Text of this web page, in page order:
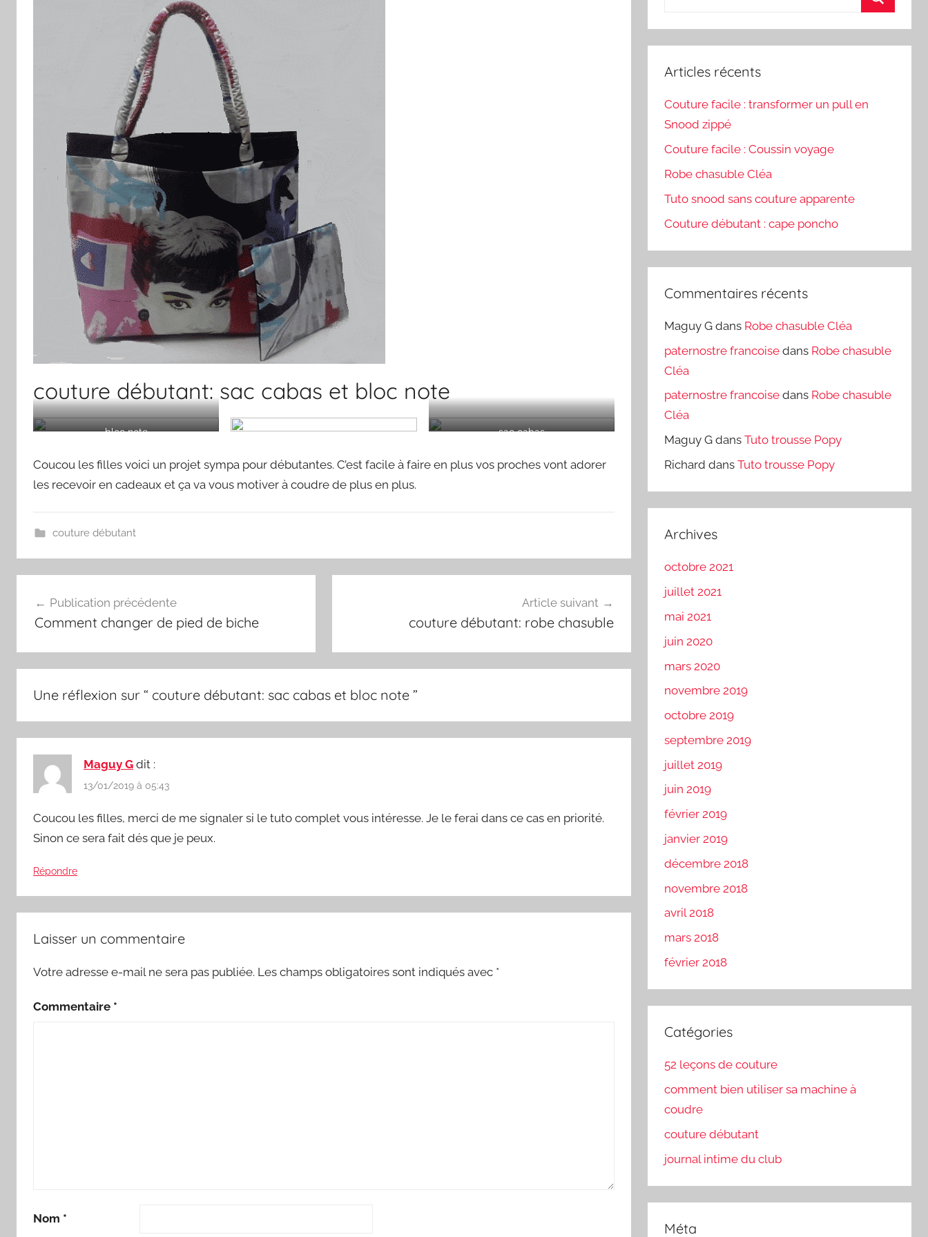
couture débutant: sac cabas et bloc note
bloc note sac cabas
Coucou les filles voici un projet sympa pour débutantes. C’est facile à faire en plus vos proches vont adorer
les recevoir en cadeaux et ça va vous motiver à coudre de plus en plus.
couture débutant
de
Publication précédente
Comment changer de pied de biche
Article suivant
couture débutant: robe chasuble
Une réflexion sur “ couture débutant: sac cabas et bloc note ”
Maguy G dit :
13/01/2019 à 05:43
Coucou les filles, merci de me signaler si le tuto complet vous intéresse. Je le ferai dans ce cas en priorité.
Sinon ce sera fait dés que je peux.
Répondre
Laisser un commentaire
Votre adresse e-mail ne sera pas publiée. Les champs obligatoires sont indiqués avec *
Commentaire *
Nom *
:
Articles récents
Couture facile : transformer un pull en
Snood zippé
Couture facile : Coussin voyage
Robe chasuble Cléa
Tuto snood sans couture apparente
Couture débutant : cape poncho
Commentaires récents
Maguy G dans Robe chasuble Cléa
paternostre francoise dans Robe chasuble
Cléa
paternostre francoise dans Robe chasuble
Cléa
Maguy G dansTuto trousse Popy
Richard dansTuto trousse Popy
Archives
octobre 2021
juillet 2021
mai 2021
juin 2020
mars 2020
novembre 2019
octobre 2019
septembre 2019
juillet 2019
juin 2019
février 2019
janvier 2019
décembre 2018
novembre 2018
avril 2018
mars 2018
février 2018
Catégories
52 leçons de couture
comment bien utiliser sa machine à
coudre
couture débutant
journal intime du club
Méta